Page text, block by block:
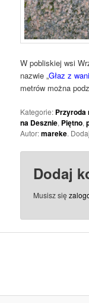
W pobliskiej wsi
nazwie „Głaz z
metrów można
Kategorie: Przyroda
na Desznie, Piętno,
Autor:mareke.
Dodaj
Musisz się